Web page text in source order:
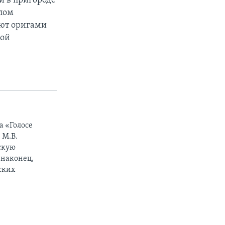
оригами
«Голосе
М.В.